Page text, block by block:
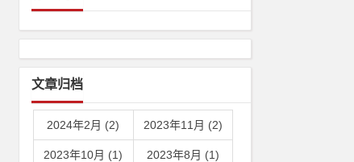
文章归档
2024年2月 (2) 2023年11月 (2)
2023年10月 (1) 2023年8月 (1)